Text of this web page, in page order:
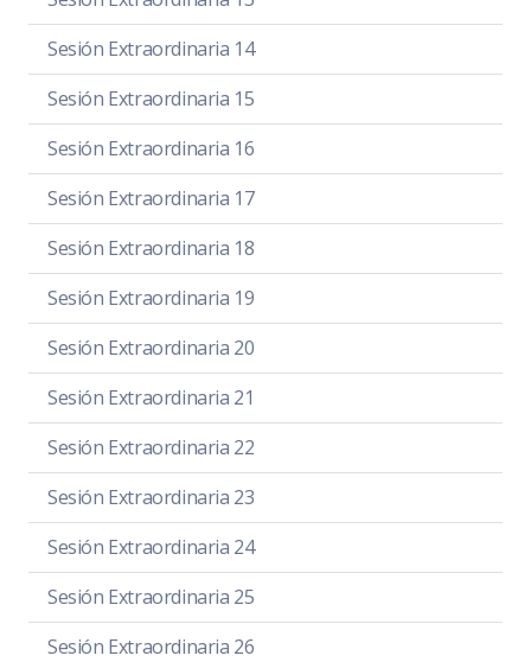
Sesión Extraordinaria 14
Sesión Extraordinaria 15
Sesión Extraordinaria 16
Sesión Extraordinaria 17
Sesión Extraordinaria 18
Sesión Extraordinaria 19
Sesión Extraordinaria 20
Sesión Extraordinaria 21
Sesión Extraordinaria 22
Sesión Extraordinaria 23
Sesión Extraordinaria 24
Sesión Extraordinaria 25
Sesión Extraordinaria 26